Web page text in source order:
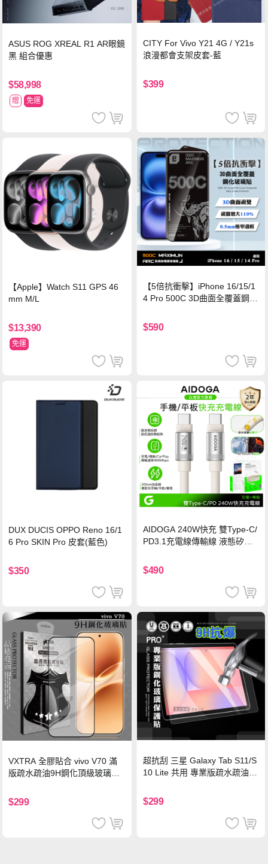
ASUS ROG XREAL R1 AR眼鏡
黑 組合優惠
$58,998
贈 免運
CITY For Vivo Y21 4G / Y21s
浪漫都會支架皮套-藍
$399
【Apple】Watch S11 GPS 46
mm M/L
$13,390
免運
【5倍抗衝擊】iPhone 16/15/1
4 Pro 500C 3D曲面全覆蓋鋼化
保護貼
$590
DUX DUCIS OPPO Reno 16/1
6 Pro SKIN Pro 皮套(藍色)
$350
AIDOGA 240W快充 雙Type-C/
PD3.1充電線傳輸線 液態矽膠
機/平板/筆電
$490
VXTRA 全膠貼合 vivo V70 滿
版疏水疏油9H鋼化頂級玻璃貼
$299
超抗刮 三星 Galaxy Tab S11/S
10 Lite 共用 專業版疏水疏油9
$299